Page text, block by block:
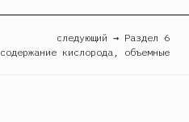
следующий → Раздел 6
содержание кислорода, объемные